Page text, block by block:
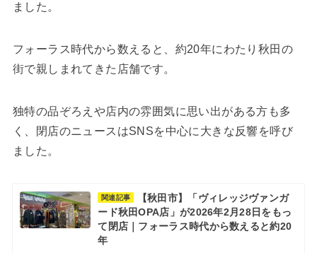
ました。
フォーラス時代から数えると、約20年にわたり秋田の
街で親しまれてきた店舗です。
独特の品ぞろえや店内の雰囲気に思い出がある方も多
く、閉店のニュースはSNSを中心に大きな反響を呼び
ました。
関連記事
【秋田市】「ヴィレッジヴァンガ
ード秋田OPA店」が2026年2月28日をもっ
て閉店｜フォーラス時代から数えると約20
年